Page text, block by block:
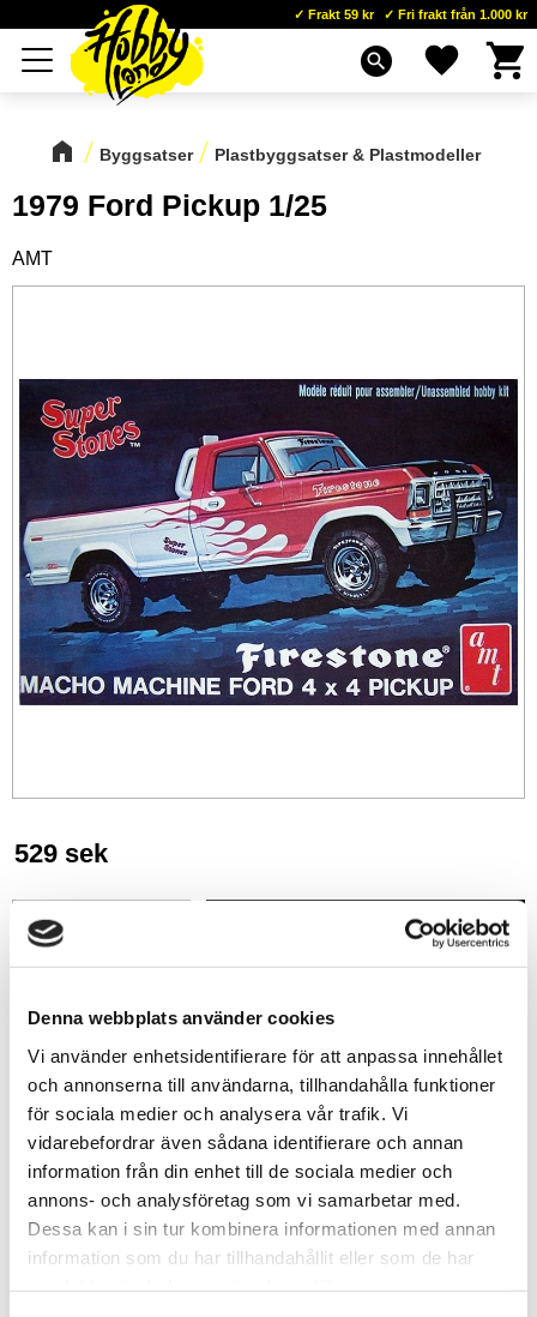
Denna webbplats använder cookies
Vi använder enhetsidentifierare för att anpassa innehållet
och annonserna till användarna, tillhandahålla funktioner
för sociala medier och analysera vår trafik. Vi
vidarebefordrar även sådana identifierare och annan
information från din enhet till de sociala medier och
annons- och analysföretag som vi samarbetar med.
Dessa kan i sin tur kombinera informationen med annan
information som du har tillhandahållit eller som de har
Meny
Frakt 59 kr Fri frakt från 1.000 kr
search Favoriter
Byggsatser Plastbyggsatser & Plastmodeller
1979 Ford Pickup 1/25
AMT
529 sek
-
Lagerstatus
1 st i lager
Artikelnr
AMT858
skickas från oss inom 0-1 vardagar